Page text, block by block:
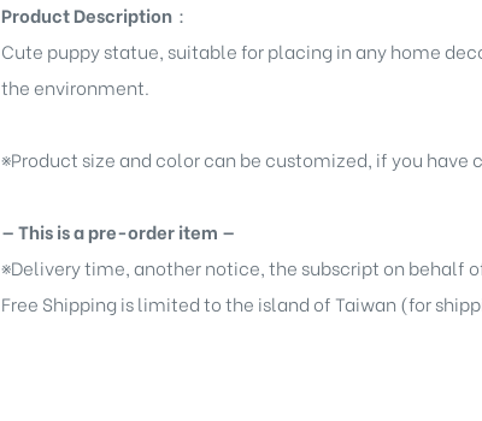
Product Description ：
Cute puppy statue, suitable for placing in any home
the environment.
※Product size and color can be customized, if you
— This is a pre-order item —
※Delivery time, another notice, the subscript on behalf
Free Shipping is limited to the island of Taiwan (for